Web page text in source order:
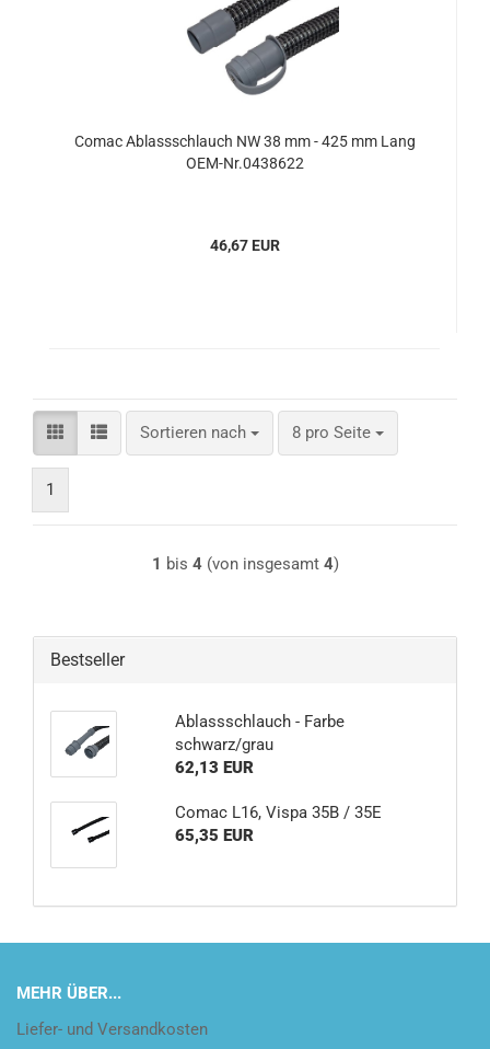
Comac Ablassschlauch NW 38 mm - 425 mm Lang
OEM-Nr.0438622
46,67 EUR
Sortieren nach
Sortieren nach 8 pro Seite
pro Seite
1
1 bis 4(von insgesamt 4)
Bestseller
Ablassschlauch - Farbe
schwarz/grau
62,13 EUR
Comac L16, Vispa 35B / 35E
65,35 EUR
MEHR ÜBER...
Liefer- und Versandkosten